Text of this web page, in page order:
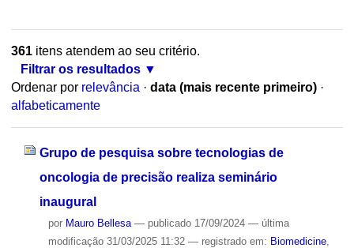
361itens atendem ao seu critério.
Filtrar os resultados
Ordenar por relevância · data (mais recente primeiro) ·
alfabeticamente
Grupo de pesquisa sobre tecnologias de
oncologia de precisão realiza seminário
inaugural
por Mauro Bellesa — publicado17/09/2024 — última
modificação31/03/2025 11:32 — registrado em: Biomedicine,